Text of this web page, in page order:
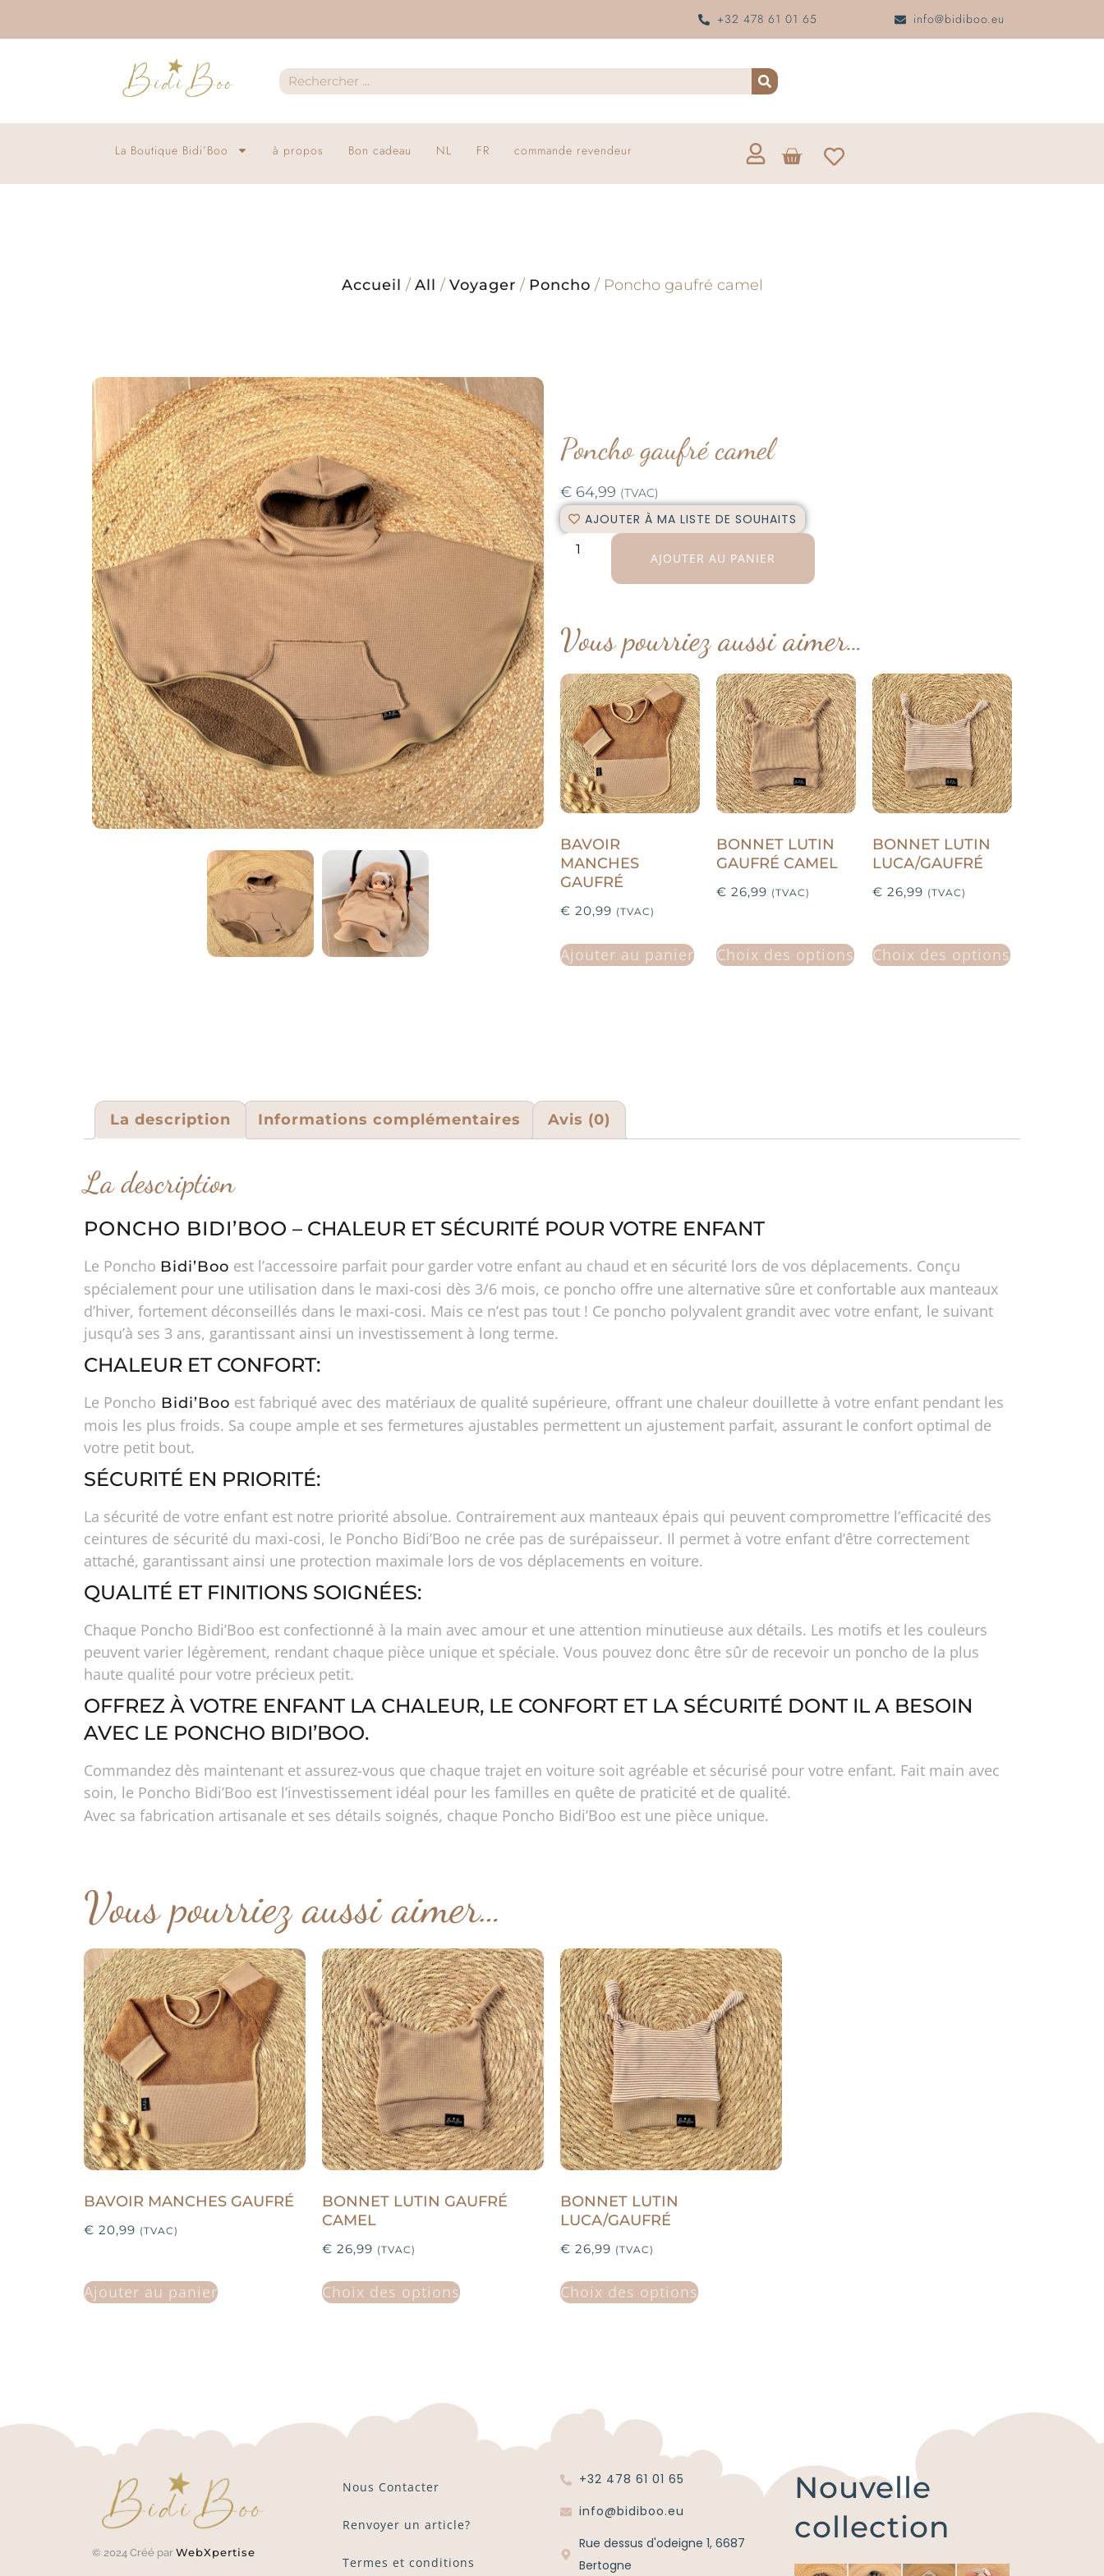
+32 478 61 01 65 info@bidiboo.eu
La Boutique Bidi’Boo à propos Bon cadeau NL FR commande revendeur
Accueil / All / Voyager / Poncho / Poncho gaufré camel
Poncho gaufré camel
€ 64,99 (TVAC)
AJOUTER À MA LISTE DE SOUHAITS
AJOUTER AU PANIER
Vous pourriez aussi aimer…
BAVOIR
MANCHES
GAUFRÉ
€ 20,99 (TVAC)
Ajouter au panier
BONNET LUTIN
GAUFRÉ CAMEL
€ 26,99 (TVAC)
Choix des options
BONNET LUTIN
LUCA/GAUFRÉ
€ 26,99 (TVAC)
Choix des options
La description Informations complémentaires Avis (0)
La description
PONCHO BIDI’BOO – CHALEUR ET SÉCURITÉ POUR VOTRE ENFANT
Le Poncho Bidi’Boo est l’accessoire parfait pour garder votre enfant au chaud et en sécurité lors de vos déplacements. Conçu
spécialement pour une utilisation dans le maxi-cosi dès 3/6 mois, ce poncho offre une alternative sûre et confortable aux manteaux
d’hiver, fortement déconseillés dans le maxi-cosi. Mais ce n’est pas tout ! Ce poncho polyvalent grandit avec votre enfant, le suivant
jusqu’à ses 3 ans, garantissant ainsi un investissement à long terme.
CHALEUR ET CONFORT:
Le Poncho Bidi’Boo est fabriqué avec des matériaux de qualité supérieure, offrant une chaleur douillette à votre enfant pendant les
mois les plus froids. Sa coupe ample et ses fermetures ajustables permettent un ajustement parfait, assurant le confort optimal de
votre petit bout.
SÉCURITÉ EN PRIORITÉ:
La sécurité de votre enfant est notre priorité absolue. Contrairement aux manteaux épais qui peuvent compromettre l’efficacité des
ceintures de sécurité du maxi-cosi, le Poncho Bidi’Boo ne crée pas de surépaisseur. Il permet à votre enfant d’être correctement
attaché, garantissant ainsi une protection maximale lors de vos déplacements en voiture.
QUALITÉ ET FINITIONS SOIGNÉES:
Chaque Poncho Bidi’Boo est confectionné à la main avec amour et une attention minutieuse aux détails. Les motifs et les couleurs
peuvent varier légèrement, rendant chaque pièce unique et spéciale. Vous pouvez donc être sûr de recevoir un poncho de la plus
haute qualité pour votre précieux petit.
OFFREZ À VOTRE ENFANT LA CHALEUR, LE CONFORT ET LA SÉCURITÉ DONT IL A BESOIN
AVEC LE PONCHO BIDI’BOO.
Commandez dès maintenant et assurez-vous que chaque trajet en voiture soit agréable et sécurisé pour votre enfant. Fait main avec
soin, le Poncho Bidi’Boo est l’investissement idéal pour les familles en quête de praticité et de qualité.
Avec sa fabrication artisanale et ses détails soignés, chaque Poncho Bidi’Boo est une pièce unique.
Vous pourriez aussi aimer…
BAVOIR MANCHES GAUFRÉ
€ 20,99 (TVAC)
Ajouter au panier
BONNET LUTIN GAUFRÉ
CAMEL
€ 26,99 (TVAC)
Choix des options
BONNET LUTIN
LUCA/GAUFRÉ
€ 26,99 (TVAC)
Choix des options
© 2024 Créé par WebXpertise
Nous Contacter
Renvoyer un article?
Termes et conditions
+32 478 61 01 65
info@bidiboo.eu
Rue dessus d'odeigne 1, 6687
Bertogne
Nouvelle
collection